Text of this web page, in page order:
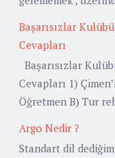
Başarısızlar
Cevapları
Başarısızlar
Cevapları 1)
Öğretmen B) Tur
Argo Nedir ?
Standart dil